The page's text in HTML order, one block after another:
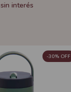
sin interés
-30% OFF